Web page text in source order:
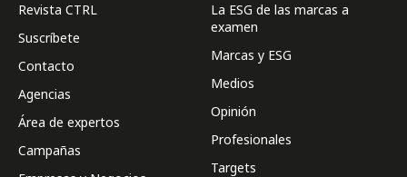
Revista CTRL
Suscríbete
Contacto
Agencias
Área de expertos
Campañas
La ESG de las marcas a
examen
Marcas y ESG
Medios
Opinión
Profesionales
Targets